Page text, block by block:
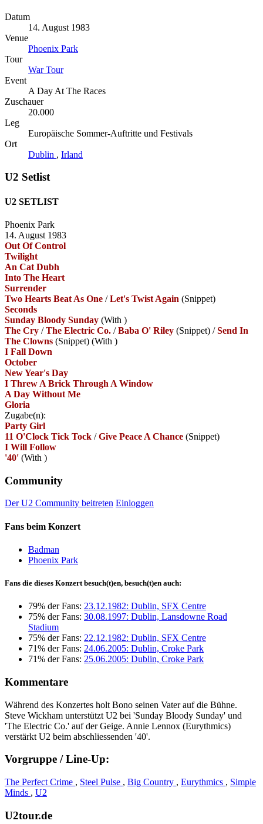
Datum
14. August 1983
Venue
Phoenix Park
Tour
War Tour
Event
A Day At The Races
Zuschauer
20.000
Leg
Europäische Sommer-Auftritte und Festivals
Ort
Dublin , Irland
U2 Setlist
U2 SETLIST
Phoenix Park
14. August 1983
Out Of Control
Twilight
An Cat Dubh
Into The Heart
Surrender
Two Hearts Beat As One /Let's Twist Again (Snippet)
Seconds
Sunday Bloody Sunday (With )
The Cry /The Electric Co. /Baba O' Riley (Snippet) /Send In
The Clowns (Snippet) (With )
I Fall Down
October
New Year's Day
I Threw A Brick Through A Window
A Day Without Me
Gloria
Zugabe(n):
Party Girl
11 O'Clock Tick Tock /Give Peace A Chance (Snippet)
I Will Follow
'40' (With )
Community
Der U2 Community beitreten Einloggen
Fans beim Konzert
Badman
Phoenix Park
Fans die dieses Konzert besuch(t)en, besuch(t)en auch:
79% der Fans: 23.12.1982: Dublin, SFX Centre
75% der Fans: 30.08.1997: Dublin, Lansdowne Road
Stadium
75% der Fans: 22.12.1982: Dublin, SFX Centre
71% der Fans: 24.06.2005: Dublin, Croke Park
71% der Fans: 25.06.2005: Dublin, Croke Park
Kommentare
Während des Konzertes holt Bono seinen Vater auf die Bühne.
Steve Wickham unterstützt U2 bei 'Sunday Bloody Sunday' und
'The Electric Co.' auf der Geige. Annie Lennox (Eurythmics)
verstärkt U2 beim abschliessenden '40'.
Vorgruppe / Line-Up:
The Perfect Crime , Steel Pulse , Big Country , Eurythmics , Simple
Minds , U2
U2tour.de